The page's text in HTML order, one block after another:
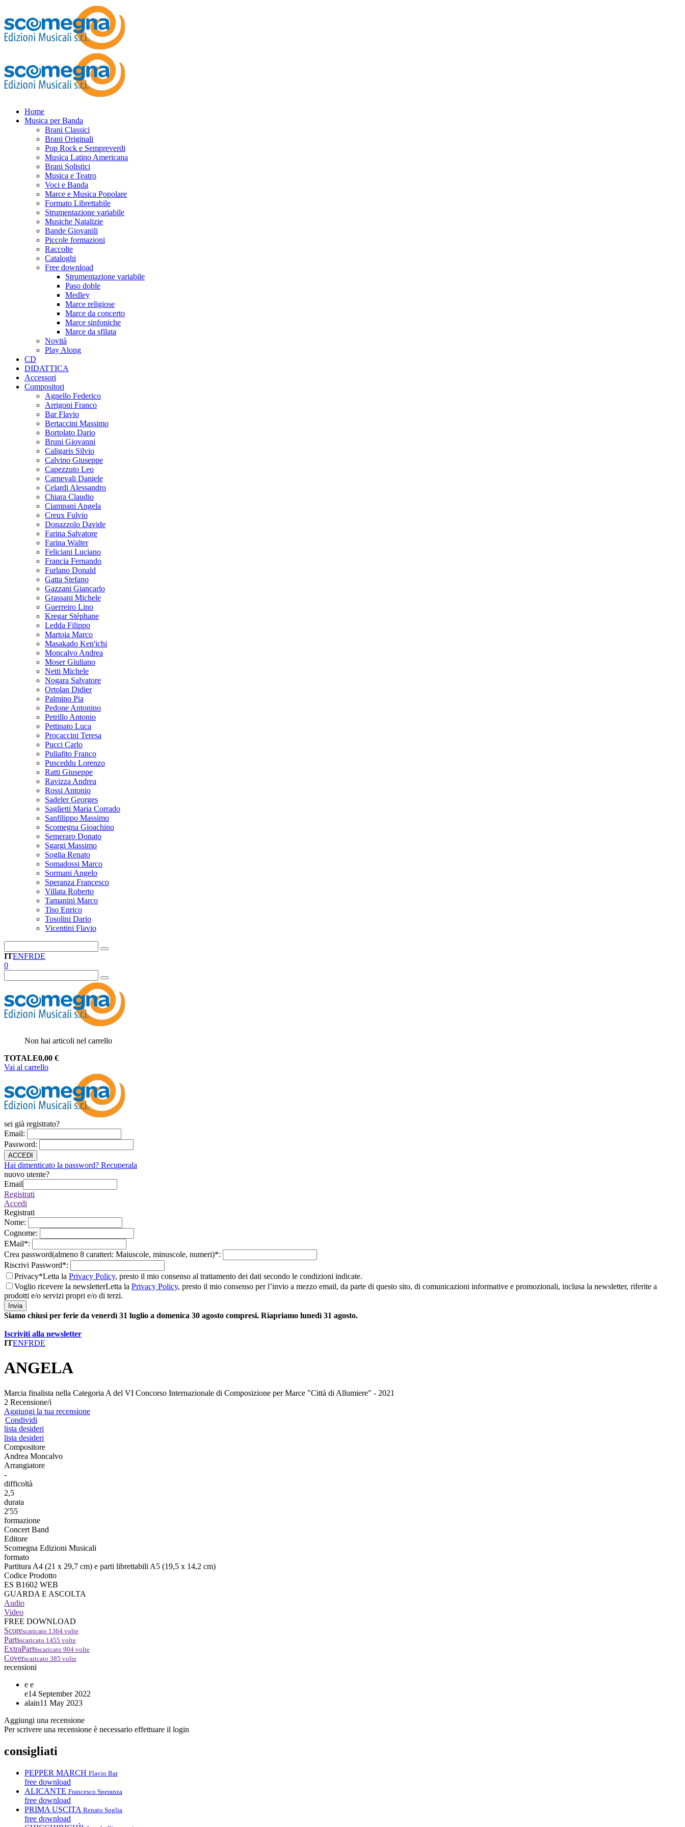
Home
Musica per Banda
Brani Classici
Brani Originali
Pop Rock e Sempreverdi
Musica Latino Americana
Brani Solistici
Musica e Teatro
Voci e Banda
Marce e Musica Popolare
Formato Librettabile
Strumentazione variabile
Musiche Natalizie
Bande Giovanili
Piccole formazioni
Raccolte
Cataloghi
Free download
Strumentazione variabile
Paso doble
Medley
Marce religiose
Marce da concerto
Marce sinfoniche
Marce da sfilata
Novità
Play Along
CD
DIDATTICA
Accessori
Compositori
Agnello Federico
Arrigoni Franco
Bar Flavio
Bertaccini Massimo
Bortolato Dario
Bruni Giovanni
Caligaris Silvio
Calvino Giuseppe
Capezzuto Leo
Carnevali Daniele
Celardi Alessandro
Chiara Claudio
Ciampani Angela
Creux Fulvio
Donazzolo Davide
Farina Salvatore
Farina Walter
Feliciani Luciano
Francia Fernando
Furlano Donald
Gatta Stefano
Gazzani Giancarlo
Grassani Michele
Guerreiro Lino
Kregar Stéphane
Ledda Filippo
Martoia Marco
Masakado Ken'ichi
Moncalvo Andrea
Moser Giuliano
Netti Michele
Nogara Salvatore
Ortolan Didier
Palmino Pia
Pedone Antonino
Petrillo Antonio
Pettinato Luca
Procaccini Teresa
Pucci Carlo
Puliafito Franco
Pusceddu Lorenzo
Ratti Giuseppe
Ravizza Andrea
Rossi Antonio
Sadeler Georges
Saglietti Maria Corrado
Sanfilippo Massimo
Scomegna Gioachino
Semeraro Donato
Sgargi Massimo
Soglia Renato
Somadossi Marco
Sormani Angelo
Speranza Francesco
Villata Roberto
Tamanini Marco
Tiso Enrico
Tosolini Dario
Vicentini Flavio
ITENFRDE
0
Non hai articoli nel carrello
TOTALE0,00 €
Vai al carrello
sei già registrato?
Email:
Password:
ACCEDI
Hai dimenticato la password? Recuperala
nuovo utente?
Email
Registrati
Accedi
Registrati
Nome:
Cognome:
EMail*:
Crea password(almeno 8 caratteri: Maiuscole, minuscole, numeri)*:
Riscrivi Password*:
Privacy*Letta la Privacy Policy, presto il mio consenso al trattamento dei dati secondo le condizioni indicate.
Voglio ricevere la newsletterLetta la Privacy Policy, presto il mio consenso per l’invio a mezzo email, da parte di questo sito, di comunicazioni informative e promozionali, inclusa la newsletter, riferite a
prodotti e/o servizi propri e/o di terzi.
Invia
Siamo chiusi per ferie da venerdì 31 luglio a domenica 30 agosto compresi. Riapriamo lunedì 31 agosto.
Iscriviti alla newsletter
ITENFRDE
ANGELA
Marcia finalista nella Categoria A del VI Concorso Internazionale di Composizione per Marce "Città di Allumiere" - 2021
2 Recensione/i
Aggiungi la tua recensione
Condividi
lista desideri
lista desideri
Compositore
Andrea Moncalvo
Arrangiatore
-
difficoltà
2,5
durata
2'55
formazione
Concert Band
Editore
Scomegna Edizioni Musicali
formato
Partitura A4 (21 x 29,7 cm) e parti librettabili A5 (19,5 x 14,2 cm)
Codice Prodotto
ES B1602 WEB
GUARDA E ASCOLTA
Audio
Video
FREE DOWNLOAD
Scorescaricato 1364 volte
Partsscaricato 1455 volte
ExtraPartsscaricato 904 volte
Coverscaricato 385 volte
recensioni
e e
e14 September 2022
alain11 May 2023
Aggiungi una recensione
Per scrivere una recensione è necessario effettuare il login
consigliati
PEPPER MARCH Flavio Bar
free download
ALICANTE Francesco Speranza
free download
PRIMA USCITA Renato Soglia
free download